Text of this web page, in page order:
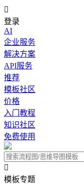

登录
AI
企业服务
解决方案
API服务
推荐
模板社区
价格
入门教程
知识社区
免费使用

模板专题